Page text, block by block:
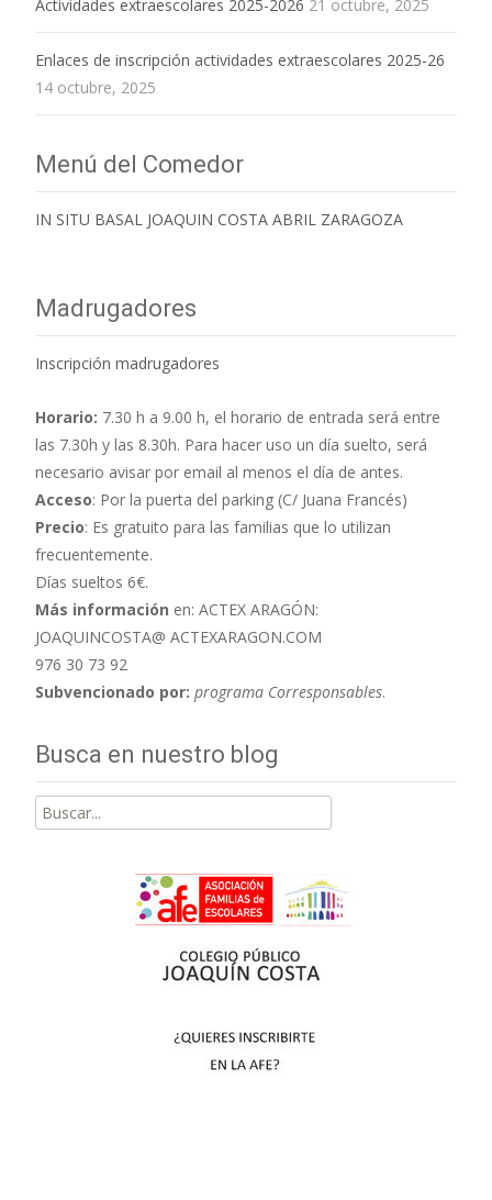
Actividades extraescolares 2025-2026 21 octubre, 2025
Enlaces de inscripción actividades extraescolares 2025-26
14 octubre, 2025
Menú del Comedor
IN SITU BASAL JOAQUIN COSTA ABRIL ZARAGOZA
Madrugadores
Inscripción madrugadores
Horario: 7.30 h a 9.00 h, el horario de entrada será entre
las 7.30h y las 8.30h. Para hacer uso un día suelto, será
necesario avisar por email al menos el día de antes.
Acceso: Por la puerta del parking (C/ Juana Francés)
Precio: Es gratuito para las familias que lo utilizan
frecuentemente.
Días sueltos 6€.
Más información en: ACTEX ARAGÓN:
JOAQUINCOSTA@ ACTEXARAGON.COM
976 30 73 92
Subvencionado por: programa Corresponsables.
Busca en nuestro blog
Buscar
por: